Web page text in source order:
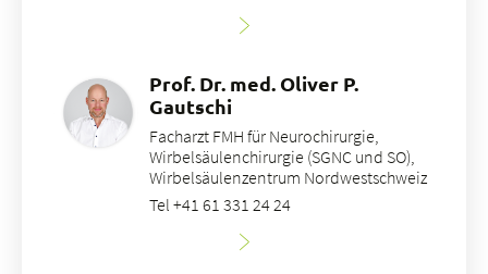
Prof. Dr. med. Oliver P.
Gautschi
Facharzt FMH für Neurochirurgie,
Wirbelsäulenchirurgie (SGNC und SO),
Wirbelsäulenzentrum Nordwestschweiz
Tel +41 61 331 24 24